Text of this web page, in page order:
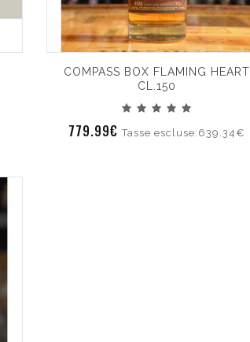
COMPASS BOX FLAMING HEART
CL.150
779.99€Tasse escluse:639.34€